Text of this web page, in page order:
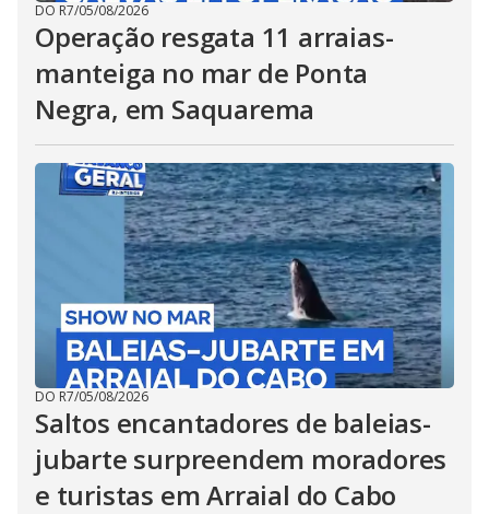
DO R7/05/08/2026
Operação resgata 11 arraias-
manteiga no mar de Ponta
Negra, em Saquarema
DO R7/05/08/2026
Saltos encantadores de baleias-
jubarte surpreendem moradores
e turistas em Arraial do Cabo